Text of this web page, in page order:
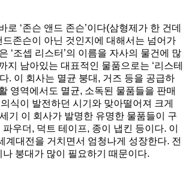
로 ‘존슨 앤드 존슨’이다(삼형제가 한 건데
존슨이 아닌 것인지에 대해서는 넘어가
‘조셉 리스터’의 이름을 자사의 물건에 많
지 남아있는 대표적인 물품으로는 ‘리스테
. 이 회사는 멸균 붕대, 거즈 등을 공급하
영역에서도 멸균, 소독된 물품들을 판매
식이 발전하던 시기와 맞아떨어져 크게
기 이 회사가 발명한 유명한 물품들이 구
우더, 덕트 테이프, 종이 냅킨 등이다. 이
계대전을 거치면서 엄청나게 성장한다. 전
붕대가 많이 필요하기 때문이다.